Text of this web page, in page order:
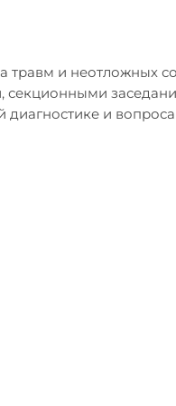
травм и неотложных
секционными
и